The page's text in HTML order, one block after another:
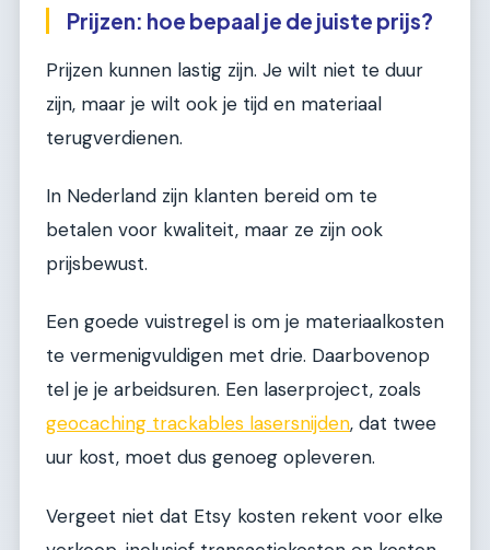
Prijzen: hoe bepaal je de juiste prijs?
Prijzen kunnen lastig zijn. Je wilt niet te duur
zijn, maar je wilt ook je tijd en materiaal
terugverdienen.
In Nederland zijn klanten bereid om te
betalen voor kwaliteit, maar ze zijn ook
prijsbewust.
Een goede vuistregel is om je materiaalkosten
te vermenigvuldigen met drie. Daarbovenop
tel je je arbeidsuren. Een laserproject, zoals
geocaching trackables lasersnijden, dat twee
uur kost, moet dus genoeg opleveren.
Vergeet niet dat Etsy kosten rekent voor elke